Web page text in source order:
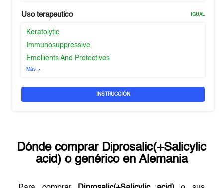
Uso terapeutico IGUAL
Keratolytic
Immunosuppressive
Emollients And Protectives
Más
INSTRUCCIÓN
Dónde comprar Diprosalic(+Salicylic
acid)o genérico en Alemania